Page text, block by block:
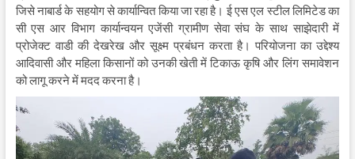
जिसे नाबार्ड के सहयोग से कार्यान्वित किया जा रहा है। ई एस एल स्टील लिमिटेड का
सी एस आर विभाग कार्यान्वयन एजेंसी ग्रामीण सेवा संघ के साथ साझेदारी में
प्रोजेक्ट वाडी की देखरेख और सूक्ष्म प्रबंधन करता है। परियोजना का उद्देश्य
आदिवासी और महिला किसानों को उनकी खेती में टिकाऊ कृषि और लिंग समावेशन
को लागू करने में मदद करना है।